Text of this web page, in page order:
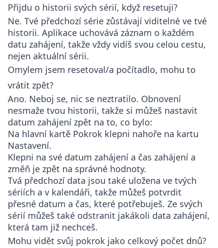
Přijdu o historii svých sérií, když resetuji?
Ne. Tvé předchozí série zůstávají viditelné ve tvé
historii. Aplikace uchovává záznam o každém
datu zahájení, takže vždy vidíš svou celou cestu,
nejen aktuální sérii.
Omylem jsem resetoval/a počítadlo, mohu to
vrátit zpět?
Ano. Neboj se, nic se neztratilo. Obnovení
nesmaže tvou historii, takže si můžeš nastavit
datum zahájení zpět na to, co bylo:
Na hlavní kartě Pokrok klepni nahoře na kartu
Nastavení.
Klepni na své datum zahájení a čas zahájení a
změň je zpět na správné hodnoty.
Tvá předchozí data jsou také uložena ve tvých
sériích a v kalendáři, takže můžeš potvrdit
přesné datum a čas, které potřebuješ. Ze svých
sérií můžeš také odstranit jakákoli data zahájení,
která tam již nechceš.
Mohu vidět svůj pokrok jako celkový počet dnů?